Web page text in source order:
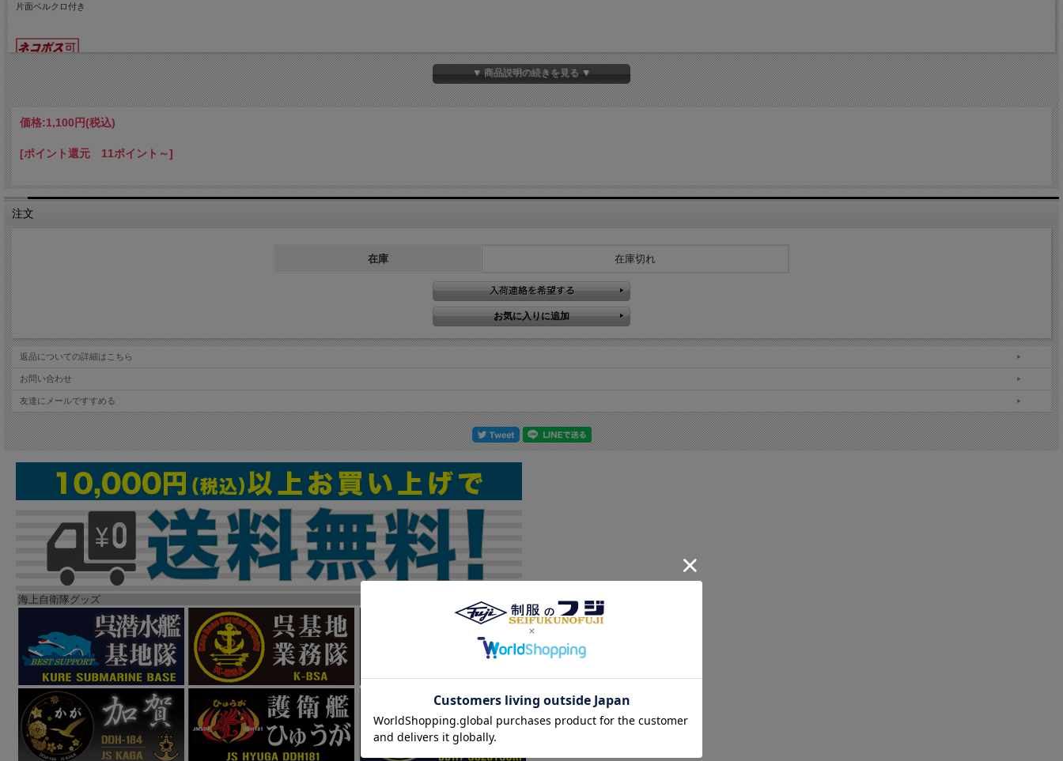
片面ベルクロ付き
▼ 商品説明の続きを見る ▼
価格:1,100円(税込)
[ポイント還元 11ポイント～]
注文
在庫 在庫切れ
返品についての詳細はこちら
お問い合わせ
友達にメールですすめる
海上自衛隊グッズ